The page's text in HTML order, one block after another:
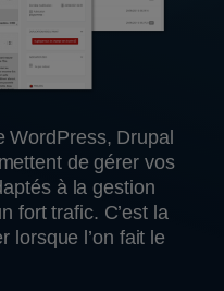
WordPress, Drupal
de gérer vos
à la gestion
fort trafic. C’est la
lorsque l’on fait le